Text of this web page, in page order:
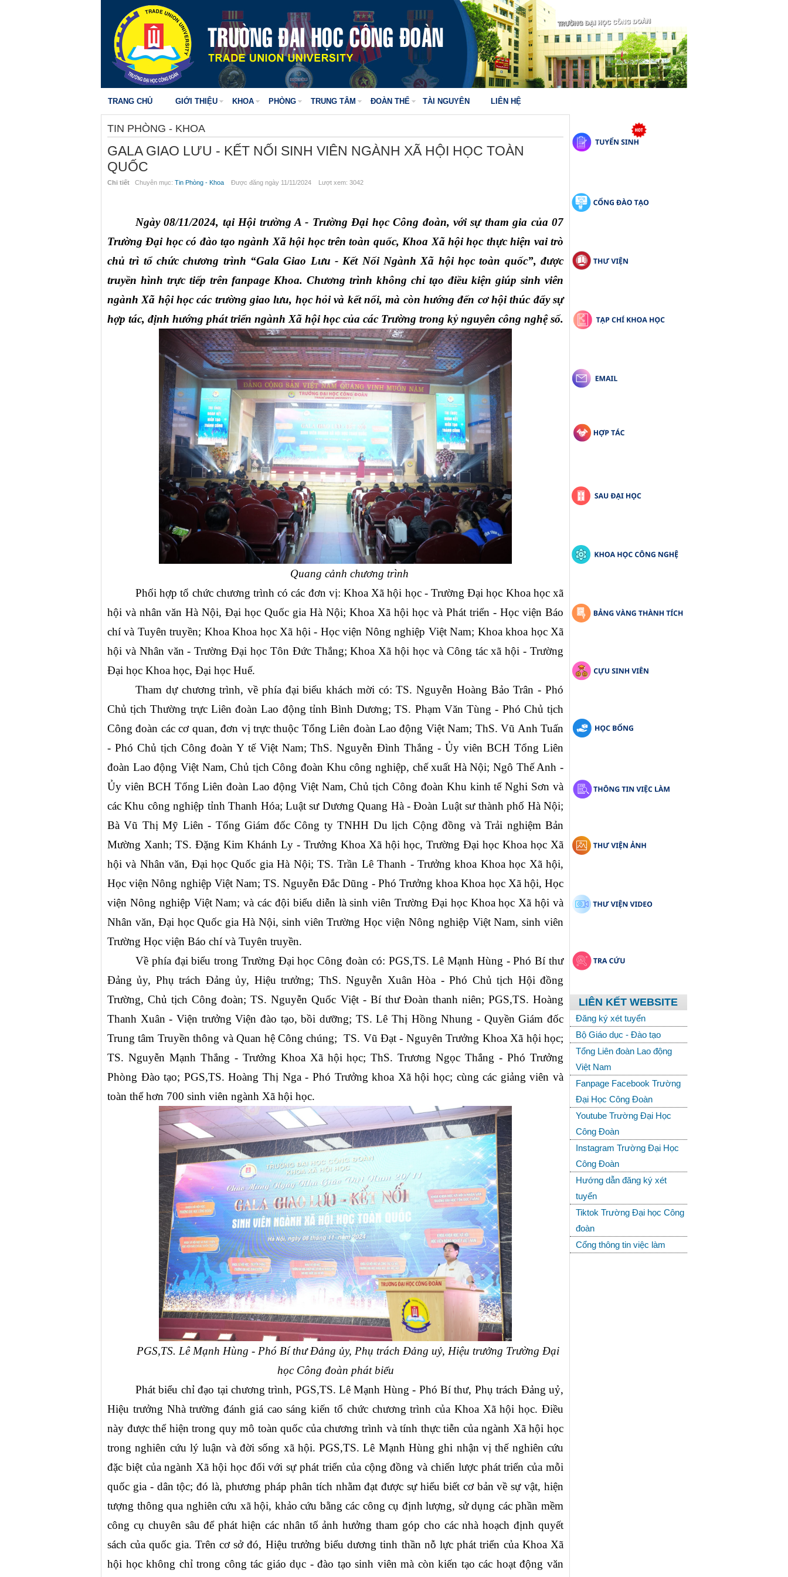
TRANG CHỦ GIỚI THIỆU KHOA PHÒNG TRUNG TÂM ĐOÀN THỂ TÀI NGUYÊN LIÊN HỆ
TIN PHÒNG - KHOA
GALA GIAO LƯU - KẾT NỐI SINH VIÊN NGÀNH XÃ HỘI HỌC TOÀN
QUỐC
Chi tiết Chuyên mục: Tin Phòng - Khoa Được đăng ngày 11/11/2024 Lượt xem: 3042
Ngày 08/11/2024, tại Hội trường A - Trường Đại học Công đoàn, với sự tham gia của 07
Trường Đại học có đào tạo ngành Xã hội học trên toàn quốc, Khoa Xã hội học thực hiện vai trò
chủ trì tổ chức chương trình “Gala Giao Lưu - Kết Nối Ngành Xã hội học toàn quốc”, được
truyền hình trực tiếp trên fanpage Khoa. Chương trình không chỉ tạo điều kiện giúp sinh viên
ngành Xã hội học các trường giao lưu, học hỏi và kết nối, mà còn hướng đến cơ hội thúc đẩy sự
hợp tác, định hướng phát triển ngành Xã hội học của các Trường trong kỷ nguyên công nghệ số.
Quang cảnh chương trình
Phối hợp tổ chức chương trình có các đơn vị: Khoa Xã hội học - Trường Đại học Khoa học xã
hội và nhân văn Hà Nội, Đại học Quốc gia Hà Nội; Khoa Xã hội học và Phát triển - Học viện Báo
chí và Tuyên truyền; Khoa Khoa học Xã hội - Học viện Nông nghiệp Việt Nam; Khoa khoa học Xã
hội và Nhân văn - Trường Đại học Tôn Đức Thắng; Khoa Xã hội học và Công tác xã hội - Trường
Đại học Khoa học, Đại học Huế.
Tham dự chương trình, về phía đại biểu khách mời có: TS. Nguyễn Hoàng Bảo Trân - Phó
Chủ tịch Thường trực Liên đoàn Lao động tỉnh Bình Dương; TS. Phạm Văn Tùng - Phó Chủ tịch
Công đoàn các cơ quan, đơn vị trực thuộc Tổng Liên đoàn Lao động Việt Nam; ThS. Vũ Anh Tuấn
- Phó Chủ tịch Công đoàn Y tế Việt Nam; ThS. Nguyễn Đình Thắng - Ủy viên BCH Tổng Liên
đoàn Lao động Việt Nam, Chủ tịch Công đoàn Khu công nghiệp, chế xuất Hà Nội; Ngô Thế Anh -
Ủy viên BCH Tổng Liên đoàn Lao động Việt Nam, Chủ tịch Công đoàn Khu kinh tế Nghi Sơn và
các Khu công nghiệp tỉnh Thanh Hóa; Luật sư Dương Quang Hà - Đoàn Luật sư thành phố Hà Nội;
Bà Vũ Thị Mỹ Liên - Tổng Giám đốc Công ty TNHH Du lịch Cộng đồng và Trải nghiệm Bản
Mường Xanh; TS. Đặng Kim Khánh Ly - Trưởng Khoa Xã hội học, Trường Đại học Khoa học Xã
hội và Nhân văn, Đại học Quốc gia Hà Nội; TS. Trần Lê Thanh - Trưởng khoa Khoa học Xã hội,
Học viện Nông nghiệp Việt Nam; TS. Nguyễn Đắc Dũng - Phó Trưởng khoa Khoa học Xã hội, Học
viện Nông nghiệp Việt Nam; và các đội biểu diễn là sinh viên Trường Đại học Khoa học Xã hội và
Nhân văn, Đại học Quốc gia Hà Nội, sinh viên Trường Học viện Nông nghiệp Việt Nam, sinh viên
Trường Học viện Báo chí và Tuyên truyền.
Về phía đại biểu trong Trường Đại học Công đoàn có: PGS,TS. Lê Mạnh Hùng - Phó Bí thư
Đảng ủy, Phụ trách Đảng ủy, Hiệu trưởng; ThS. Nguyễn Xuân Hòa - Phó Chủ tịch Hội đồng
Trường, Chủ tịch Công đoàn; TS. Nguyễn Quốc Việt - Bí thư Đoàn thanh niên; PGS,TS. Hoàng
Thanh Xuân - Viện trưởng Viện đào tạo, bồi dưỡng; TS. Lê Thị Hồng Nhung - Quyền Giám đốc
Trung tâm Truyền thông và Quan hệ Công chúng;  TS. Vũ Đạt - Nguyên Trưởng Khoa Xã hội học;
TS. Nguyễn Mạnh Thắng - Trưởng Khoa Xã hội học; ThS. Trương Ngọc Thắng - Phó Trưởng
Phòng Đào tạo; PGS,TS. Hoàng Thị Nga - Phó Trưởng khoa Xã hội học; cùng các giảng viên và
toàn thể hơn 700 sinh viên ngành Xã hội học.
PGS,TS. Lê Mạnh Hùng - Phó Bí thư Đảng ủy, Phụ trách Đảng uỷ, Hiệu trưởng Trường Đại
học Công đoàn phát biểu
Phát biểu chỉ đạo tại chương trình, PGS,TS. Lê Mạnh Hùng - Phó Bí thư, Phụ trách Đảng uỷ,
Hiệu trưởng Nhà trường đánh giá cao sáng kiến tổ chức chương trình của Khoa Xã hội học. Điều
này được thể hiện trong quy mô toàn quốc của chương trình và tính thực tiễn của ngành Xã hội học
trong nghiên cứu lý luận và đời sống xã hội. PGS,TS. Lê Mạnh Hùng ghi nhận vị thế nghiên cứu
đặc biệt của ngành Xã hội học đối với sự phát triển của cộng đồng và chiến lược phát triển của mỗi
quốc gia - dân tộc; đó là, phương pháp phân tích nhằm đạt được sự hiểu biết cơ bản về sự vật, hiện
tượng thông qua nghiên cứu xã hội, khảo cứu bằng các công cụ định lượng, sử dụng các phần mềm
công cụ chuyên sâu để phát hiện các nhân tố ảnh hưởng tham góp cho các nhà hoạch định quyết
sách của quốc gia. Trên cơ sở đó, Hiệu trưởng biểu dương tinh thần nỗ lực phát triển của Khoa Xã
hội học không chỉ trong công tác giáo dục - đào tạo sinh viên mà còn kiến tạo các hoạt động văn
LIÊN KẾT WEBSITE
Đăng ký xét tuyển
Bộ Giáo dục - Đào tạo
Tổng Liên đoàn Lao động
Việt Nam
Fanpage Facebook Trường
Đại Học Công Đoàn
Youtube Trường Đại Học
Công Đoàn
Instagram Trường Đại Học
Công Đoàn
Hướng dẫn đăng ký xét
tuyển
Tiktok Trường Đại học Công
đoàn
Cổng thông tin việc làm